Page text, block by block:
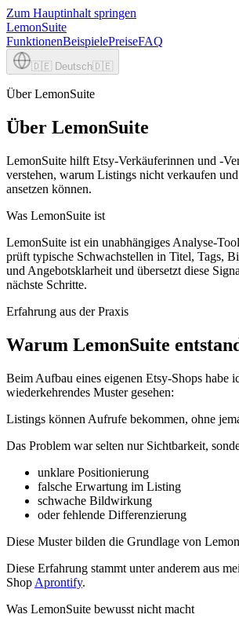
Zum Hauptinhalt springen
LemonSuite
FunktionenBeispielePreiseFAQ
🇩🇪 Deutsch🇩🇪
Über LemonSuite
Über LemonSuite
LemonSuite hilft Etsy-Verkäuferinnen und -
verstehen, warum Listings nicht verkaufen
ansetzen können.
Was LemonSuite ist
LemonSuite ist ein unabhängiges Analyse-
prüft typische Schwachstellen in Titel, Tags,
und Angebotsklarheit und übersetzt diese
nächste Schritte.
Erfahrung aus der Praxis
Warum LemonSuite
Beim Aufbau eines eigenen Etsy-Shops habe
wiederkehrendes Muster gesehen:
Listings können Aufrufe bekommen, ohne
Das Problem war selten nur Sichtbarkeit,
unklare Positionierung
falsche Erwartung im Listing
schwache Bildwirkung
oder fehlende Differenzierung
Diese Muster bilden die Grundlage von
Diese Erfahrung stammt unter anderem aus
Shop Aprontify.
Was LemonSuite bewusst nicht macht